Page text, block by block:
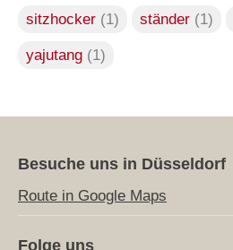
sitzhocker (1) ständer (1)
yajutang (1)
Besuche uns in Düsseldorf
Route in Google Maps
Folge uns